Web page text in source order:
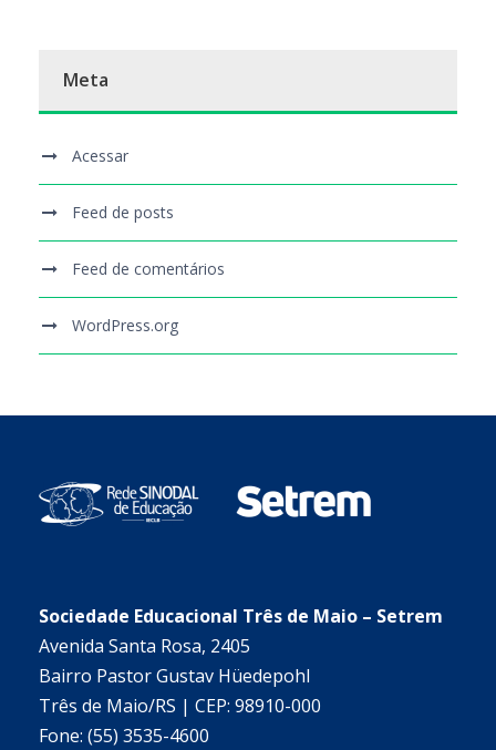
Meta
Acessar
Feed de posts
Feed de comentários
WordPress.org
Sociedade Educacional Três de Maio – Setrem
Avenida Santa Rosa, 2405
Bairro Pastor Gustav Hüedepohl
Três de Maio/RS | CEP: 98910-000
Fone: (55) 3535-4600